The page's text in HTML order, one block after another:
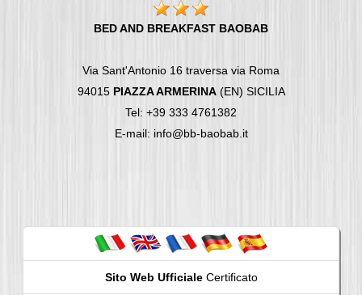
BED AND BREAKFAST BAOBAB
Via Sant'Antonio 16 traversa via Roma
94015 PIAZZA ARMERINA(EN) SICILIA
Tel: +39 333 4761382
E-mail: info@bb-baobab.it
Sito Web UfficialeCertificato